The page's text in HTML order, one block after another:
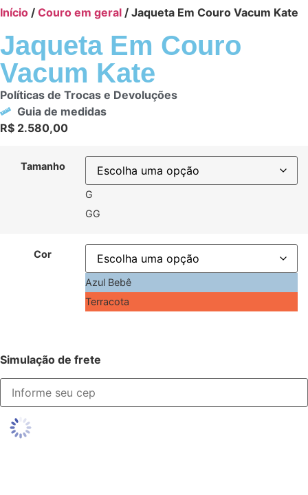
Início / Couro em geral / Jaqueta Em Couro Vacum Kate
Jaqueta Em Couro
Vacum Kate
Políticas de Trocas e Devoluções
Guia de medidas
R$ 2.580,00
Tamanho
G
GG
Cor
Azul Bebê
Terracota
Simulação de frete